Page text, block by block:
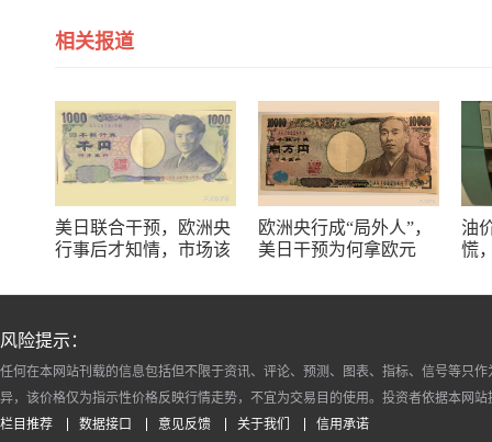
相关报道
美日联合干预，欧洲央
行事后才知情，市场该
欧洲央行成“局外人”，
美日干预为何拿欧元
油
慌
风险提示：
任何在本网站刊载的信息包括但不限于资讯、评论、预测、图表、指标、信号等只
异，该价格仅为指示性价格反映行情走势，不宜为交易目的使用。投资者依据本网
栏目推荐
数据接口 意见反馈 关于我们 信用承诺